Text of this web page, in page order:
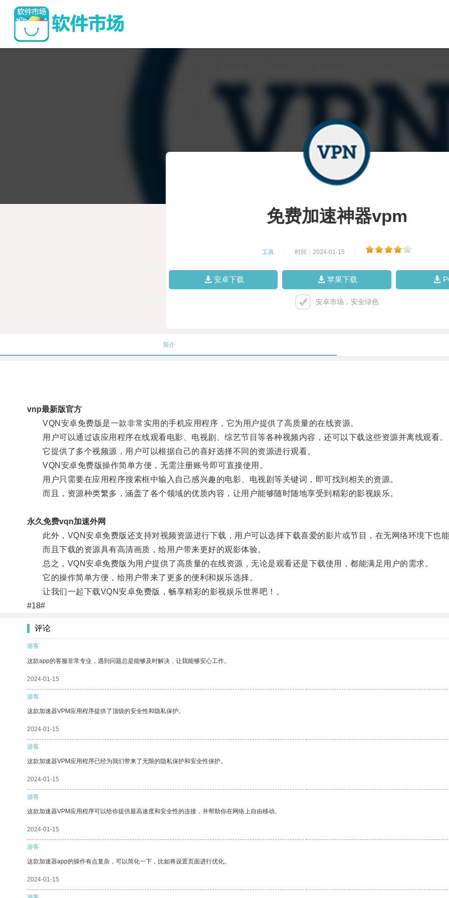
免费加速神器vpm
工具 时间：2024-01-15
安卓下载 苹果下载
安卓市场，安全绿色
简介
vnp最新版官方
VQN安卓免费版是一款非常实用的手机应用程序，它为用户提供了高质量的在线资源。
用户可以通过该应用程序在线观看电影、电视剧、综艺节目等各种视频内容，还可以下载这些资源并离线观看。
它提供了多个视频源，用户可以根据自己的喜好选择不同的资源进行观看。
VQN安卓免费版操作简单方便，无需注册账号即可直接使用。
用户只需要在应用程序搜索框中输入自己感兴趣的电影、电视剧等关键词，即可找到相关的资源。
而且，资源种类繁多，涵盖了各个领域的优质内容，让用户能够随时随地享受到精彩的影视娱乐。
永久免费vqn加速外网
此外，VQN安卓免费版还支持对视频资源进行下载，用户可以选择下载喜爱的影片或节目，在无网络环境下也
而且下载的资源具有高清画质，给用户带来更好的观影体验。
总之，VQN安卓免费版为用户提供了高质量的在线资源，无论是观看还是下载使用，都能满足用户的需求。
它的操作简单方便，给用户带来了更多的便利和娱乐选择。
让我们一起下载VQN安卓免费版，畅享精彩的影视娱乐世界吧！。
#18#
评论
游客
这款app的客服非常专业，遇到问题总是能够及时解决，让我能够安心工作。
2024-01-15
游客
这款加速器VPM应用程序提供了顶级的安全性和隐私保护。
2024-01-15
游客
这款加速器VPM应用程序已经为我们带来了无限的隐私保护和安全性保护。
2024-01-15
游客
这款加速器VPM应用程序可以给你提供最高速度和安全性的连接，并帮助你在网络上自由移动。
2024-01-15
游客
这款加速器app的操作有点复杂，可以简化一下，比如将设置页面进行优化。
2024-01-15